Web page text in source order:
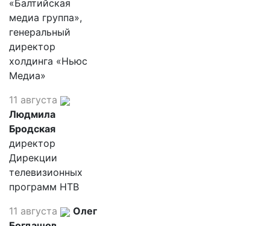
«Балтийская
медиа группа»,
генеральный
директор
холдинга «Ньюс
Медиа»
11 августа
Людмила
Бродская
директор
Дирекции
телевизионных
программ НТВ
11 августа
Олег